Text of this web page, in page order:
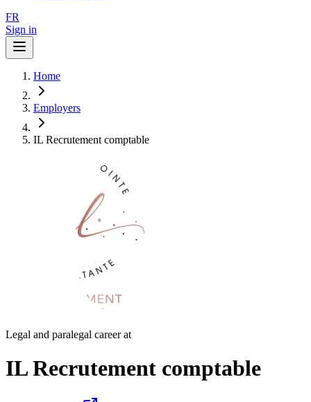
FR
Sign in
Home
Employers
IL Recrutement comptable
Legal and paralegal career at
IL Recrutement comptable